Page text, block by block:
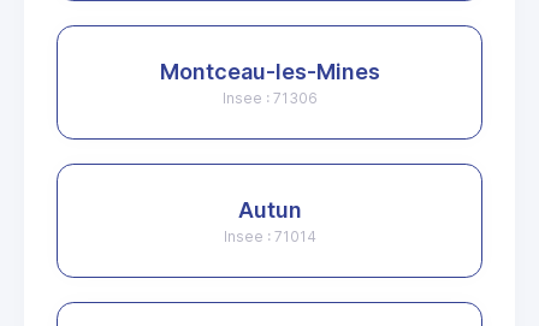
Montceau-les-Mines
Insee : 71306
Autun
Insee : 71014